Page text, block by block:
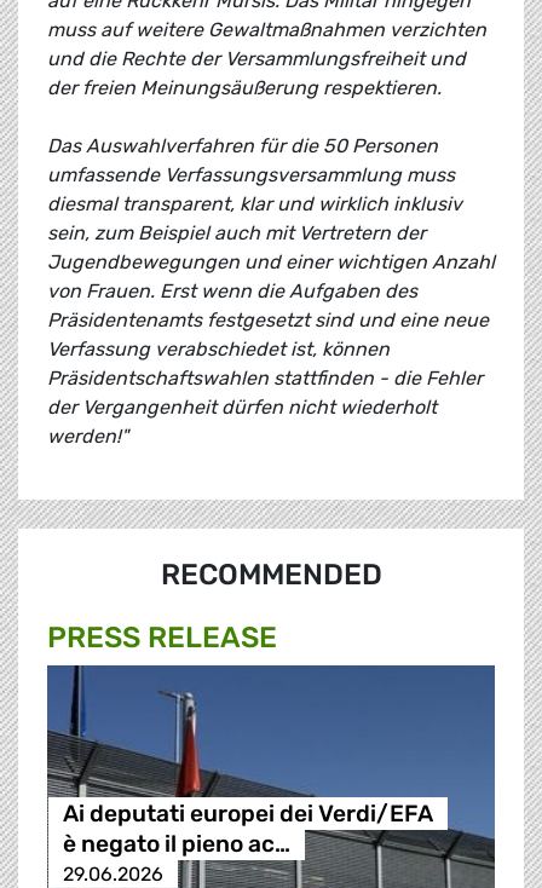
muss auf weitere Gewaltmaßnahmen verzichten
und die Rechte der Versammlungsfreiheit und
der freien Meinungsäußerung respektieren.
Das Auswahlverfahren für die 50 Personen
umfassende Verfassungsversammlung muss
diesmal transparent, klar und wirklich inklusiv
sein, zum Beispiel auch mit Vertretern der
Jugendbewegungen und einer wichtigen Anzahl
von Frauen. Erst wenn die Aufgaben des
Präsidentenamts festgesetzt sind und eine neue
Verfassung verabschiedet ist, können
Präsidentschaftswahlen stattfinden - die Fehler
der Vergangenheit dürfen nicht wiederholt
werden!"
RECOMMENDED
PRESS RELEASE
Ai deputati europei dei Verdi/EFA
è negato il pieno ac…
29.06.2026